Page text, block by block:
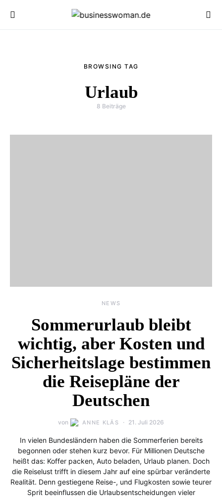
BROWSING TAG
Urlaub
8 Beiträge
NEWS
Sommerurlaub bleibt
wichtig, aber Kosten und
Sicherheitslage bestimmen
die Reisepläne der
Deutschen
von ANNE KLÄS 21. Juli 2026
In vielen Bundesländern haben die Sommerferien bereits
begonnen oder stehen kurz bevor. Für Millionen Deutsche
heißt das: Koffer packen, Auto beladen, Urlaub planen. Doch
die Reiselust trifft in diesem Jahr auf eine spürbar veränderte
Realität. Denn gestiegene Reise-, und Flugkosten sowie teurer
Sprit beeinflussen die Urlaubsentscheidungen vieler